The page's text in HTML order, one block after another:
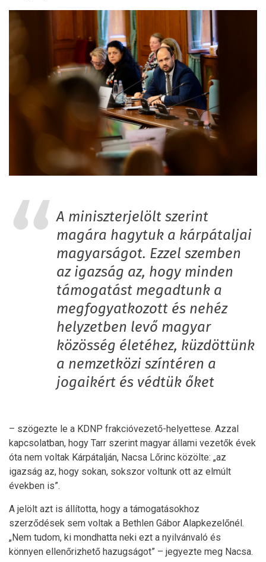
A miniszterjelölt szerint
magára hagytuk a kárpátaljai
magyarságot. Ezzel szemben
az igazság az, hogy minden
támogatást megadtunk a
megfogyatkozott és nehéz
helyzetben levő magyar
közösség életéhez, küzdöttünk
a nemzetközi színtéren a
jogaikért és védtük őket
– szögezte le a KDNP frakcióvezető-helyettese. Azzal
kapcsolatban, hogy Tarr szerint magyar állami vezetők évek
óta nem voltak Kárpátalján, Nacsa Lőrinc közölte: „az
igazság az, hogy sokan, sokszor voltunk ott az elmúlt
években is”.
A jelölt azt is állította, hogy a támogatásokhoz
szerződések sem voltak a Bethlen Gábor Alapkezelőnél.
„Nem tudom, ki mondhatta neki ezt a nyilvánvaló és
könnyen ellenőrizhető hazugságot” – jegyezte meg Nacsa.